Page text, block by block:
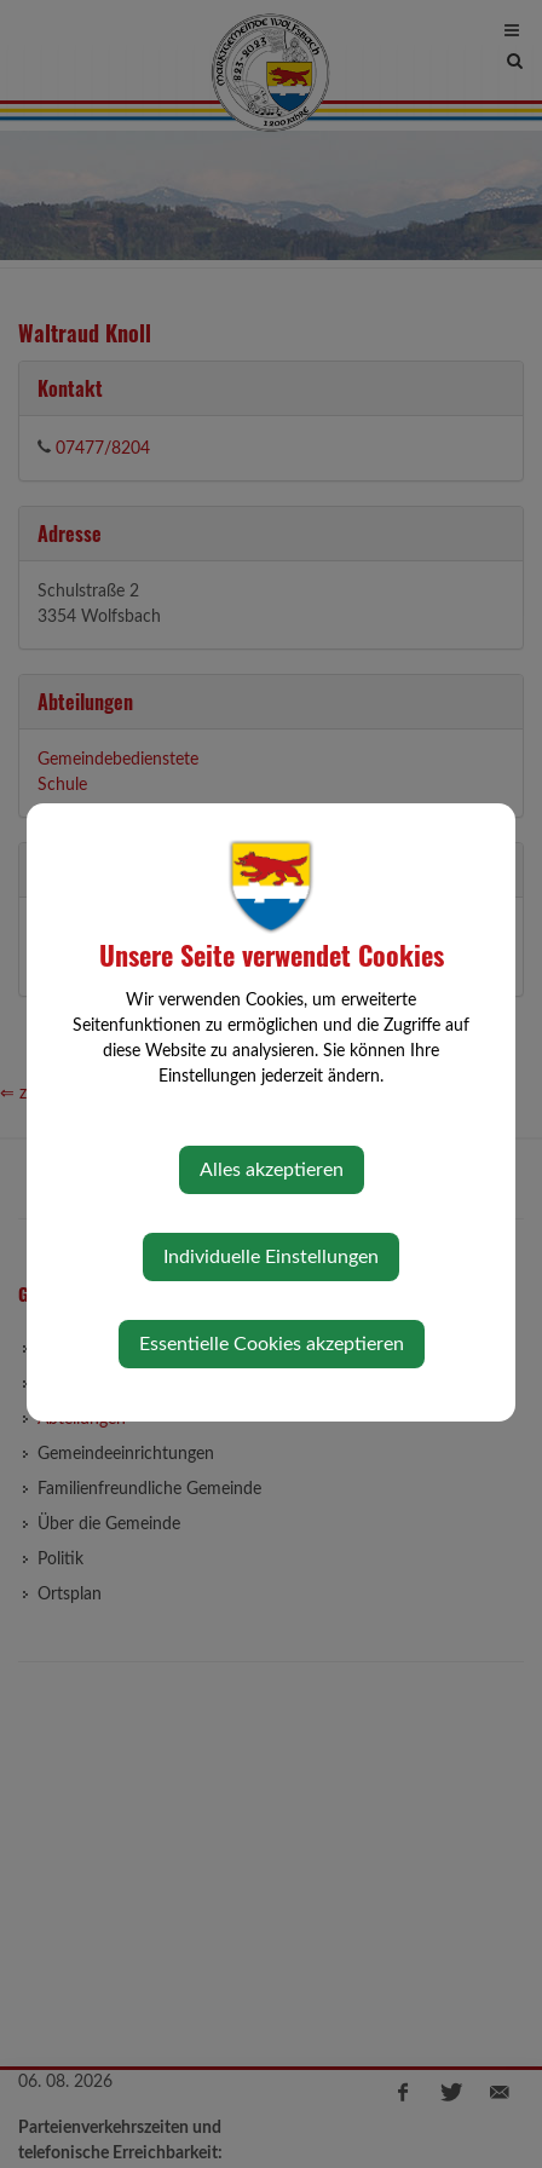
Site
Waltraud Knoll
Kontakt
07477/8204
Adresse
Schulstraße 2
3354 Wolfsbach
Abteilungen
Gemeindebedienstete
Schule
⇐ zurück
GEMEINDE
Gemeindeamt
Abteilungen
Gemeindeeinrichtungen
Familienfreundliche Gemeinde
Über die Gemeinde
Politik
Ortsplan
06. 08. 2026
Parteienverkehrszeiten und
telefonische Erreichbarkeit:
Unsere Seite verwendet Cookies
Wir verwenden Cookies, um erweiterte
Seitenfunktionen zu ermöglichen und die Zugriffe auf
diese Website zu analysieren. Sie können Ihre
Einstellungen jederzeit ändern.
Alles akzeptieren
Individuelle Einstellungen
Essentielle Cookies akzeptieren